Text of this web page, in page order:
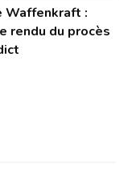
Waffenkraft :
rendu du procès